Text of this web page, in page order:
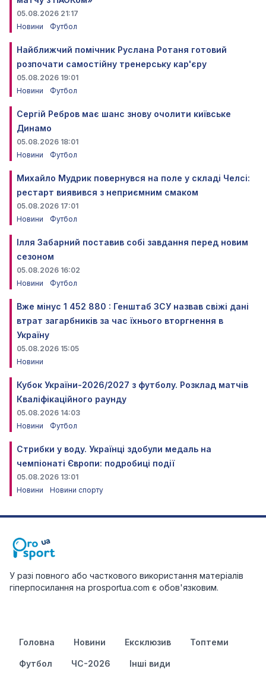
05.08.2026 21:17
Новини
Футбол
Найближчий помічник Руслана Ротаня готовий
розпочати самостійну тренерську кар'єру
05.08.2026 19:01
Новини
Футбол
Сергій Ребров має шанс знову очолити київське
Динамо
05.08.2026 18:01
Новини
Футбол
Михайло Мудрик повернувся на поле у складі Челсі:
рестарт виявився з неприємним смаком
05.08.2026 17:01
Новини
Футбол
Ілля Забарний поставив собі завдання перед новим
сезоном
05.08.2026 16:02
Новини
Футбол
Вже мінус 1 452 880 : Генштаб ЗСУ назвав свіжі дані
втрат загарбників за час їхнього вторгнення в
Україну
05.08.2026 15:05
Новини
Кубок України-2026/2027 з футболу. Розклад матчів
Кваліфікаційного раунду
05.08.2026 14:03
Новини
Футбол
Стрибки у воду. Українці здобули медаль на
чемпіонаті Європи: подробиці події
05.08.2026 13:01
Новини
Новини спорту
У разі повного або часткового використання матеріалів
гіперпосилання на prosportua.com є обов'язковим.
Головна Новини Ексклюзив Топтеми
Футбол ЧС-2026 Інші види